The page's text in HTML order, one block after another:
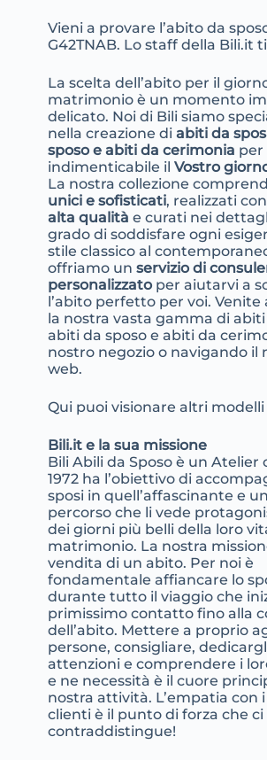
Vieni a provare l’abito da
G42TNAB. Lo staff della Bili.it
La scelta dell’abito per il
matrimonio è un momento
delicato. Noi di Bili siamo
nella creazione diabiti da
sposo e abiti da cerimonia per
indimenticabile il Vostro
La nostra collezione
unici e sofisticati, realizzati con
alta qualità e curati nei
grado di soddisfare ogni
stile classico al
offriamo un servizio di
personalizzatoper aiutarvi a
l’abito perfetto per voi. Venite
la nostra vasta gamma di abiti
abiti da sposo e abiti da
nostro negozio o navigando il
web.
Qui puoi visionare altri modelli
Bili.it e la sua missione
Bili Abili da Sposo è un Atelier
1972 ha l’obiettivo di
sposi in quell’affascinante e
percorso che li vede
dei giorni più belli della loro
matrimonio. La nostra
vendita di un abito. Per noi è
fondamentale affiancare lo
durante tutto il viaggio che
primissimo contatto fino alla
dell’abito. Mettere a proprio
persone, consigliare,
attenzioni e comprendere i
e ne necessità è il cuore
nostra attività. L’empatia con
clienti è il punto di forza che ci
contraddistingue!